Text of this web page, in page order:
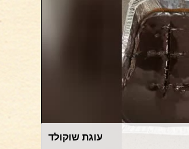
עוגת שוקולד